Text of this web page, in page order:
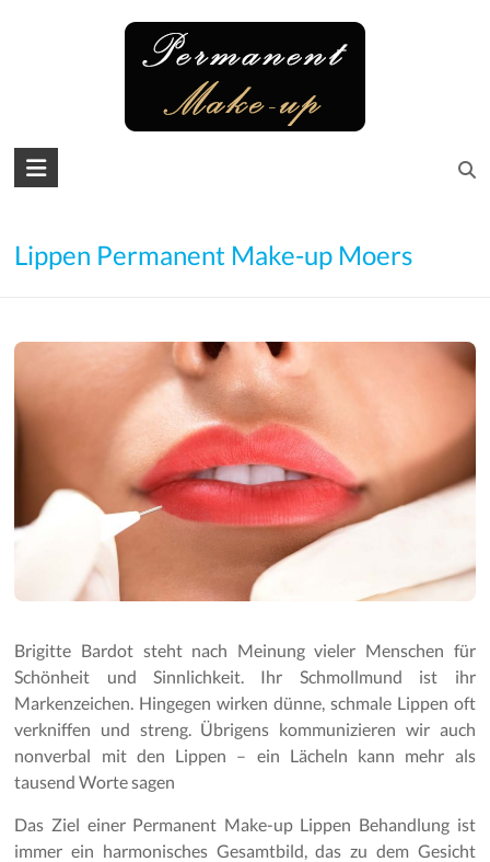
up
Lidstrich
Lippen
Wimpern
Lippen Permanent Make-up Moers
Brigitte Bardot steht nach Meinung vieler Menschen für
Schönheit und Sinnlichkeit. Ihr Schmollmund ist ihr
Markenzeichen. Hingegen wirken dünne, schmale Lippen oft
verkniffen und streng. Übrigens kommunizieren wir auch
nonverbal mit den Lippen – ein Lächeln kann mehr als
tausend Worte sagen
Das Ziel einer Permanent Make-up Lippen Behandlung ist
immer ein harmonisches Gesamtbild, das zu dem Gesicht